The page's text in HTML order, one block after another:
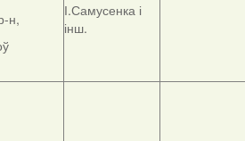
н,
І.Самусенка і
інш.